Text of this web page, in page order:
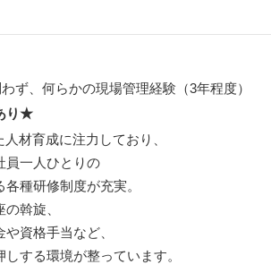
ず、何らかの現場管理経験（3年程度）
り★
材育成に注力しており、
員一人ひとりの
種研修制度が充実。
斡旋、
資格手当など、
する環境が整っています。